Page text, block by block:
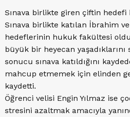
Sınava birlikte giren çiftin
Sınava birlikte katılan İbrahim
hedeflerinin hukuk fakültesi
büyük bir heyecan
sonucu sınava katıldığını
mahcup etmemek için elinden
kaydetti.
Öğrenci velisi Engin Yılmaz ise
stresini azaltmak amacıyla